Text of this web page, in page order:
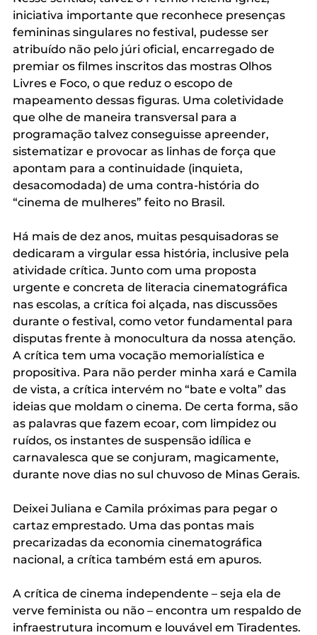
iniciativa importante que reconhece presenças
femininas singulares no festival, pudesse ser
atribuído não pelo júri oficial, encarregado de
premiar os filmes inscritos das mostras Olhos
Livres e Foco, o que reduz o escopo de
mapeamento dessas figuras. Uma coletividade
que olhe de maneira transversal para a
programação talvez conseguisse apreender,
sistematizar e provocar as linhas de força que
apontam para a continuidade (inquieta,
desacomodada) de uma contra-história do
“cinema de mulheres” feito no Brasil.
Há mais de dez anos, muitas pesquisadoras se
dedicaram a virgular essa história, inclusive pela
atividade crítica. Junto com uma proposta
urgente e concreta de literacia cinematográfica
nas escolas, a crítica foi alçada, nas discussões
durante o festival, como vetor fundamental para
disputas frente à monocultura da nossa atenção.
A crítica tem uma vocação memorialística e
propositiva. Para não perder minha xará e Camila
de vista, a crítica intervém no “bate e volta” das
ideias que moldam o cinema. De certa forma, são
as palavras que fazem ecoar, com limpidez ou
ruídos, os instantes de suspensão idílica e
carnavalesca que se conjuram, magicamente,
durante nove dias no sul chuvoso de Minas Gerais.
Deixei Juliana e Camila próximas para pegar o
cartaz emprestado. Uma das pontas mais
precarizadas da economia cinematográfica
nacional, a crítica também está em apuros.
A crítica de cinema independente – seja ela de
verve feminista ou não – encontra um respaldo de
infraestrutura incomum e louvável em Tiradentes.